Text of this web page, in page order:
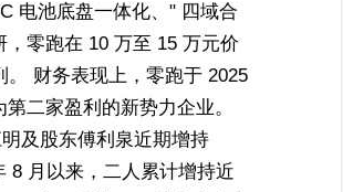
电池底盘一体化、" 四域合
零跑在 10 万至 15 万元价
财务表现上，零跑于 2025
二家盈利的新势力企业。
及股东傅利泉近期增持
8 月以来，二人累计增持近